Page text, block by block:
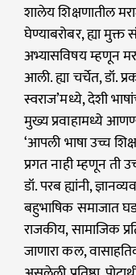
शालेय शिक्षणातील
घेण्याबरोबर, ह्या मुक्त
अभ्यासविषय म्हणून
आली. ह्या चर्चेत, डॉ.
स्वराज’मध्ये, देशी
मुख्य प्रवाहामध्ये
‘आपली भाषा उच्च
प्रगत नाही म्हणून ती
डॉ. परब ह्यांनी,
बहुभाषिक समाजात
राजकीय, सामाजिक
जाणारा कल,